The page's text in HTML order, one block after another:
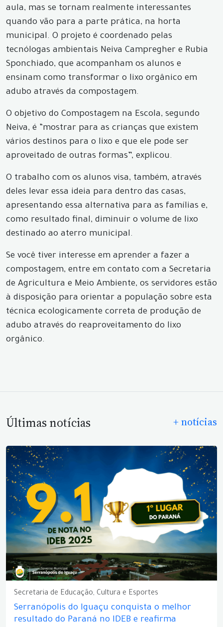
aula, mas se tornam realmente interessantes
quando vão para a parte prática, na horta
municipal. O projeto é coordenado pelas
tecnólogas ambientais Neiva Campregher e Rubia
Sponchiado, que acompanham os alunos e
ensinam como transformar o lixo orgânico em
adubo através da compostagem.
O objetivo do Compostagem na Escola, segundo
Neiva, é “mostrar para as crianças que existem
vários destinos para o lixo e que ele pode ser
aproveitado de outras formas”, explicou.
O trabalho com os alunos visa, também, através
deles levar essa ideia para dentro das casas,
apresentando essa alternativa para as famílias e,
como resultado final, diminuir o volume de lixo
destinado ao aterro municipal.
Se você tiver interesse em aprender a fazer a
compostagem, entre em contato com a Secretaria
de Agricultura e Meio Ambiente, os servidores estão
à disposição para orientar a população sobre esta
técnica ecologicamente correta de produção de
adubo através do reaproveitamento do lixo
orgânico.
Últimas notícias + notícias
Secretaria de Educação, Cultura e Esportes
Serranópolis do Iguaçu conquista o melhor
resultado do Paraná no IDEB e reafirma